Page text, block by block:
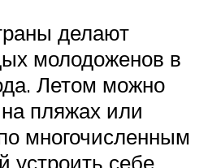
делают
молодоженов в
Летом можно
пляжах или
многочисленным
устроить себе